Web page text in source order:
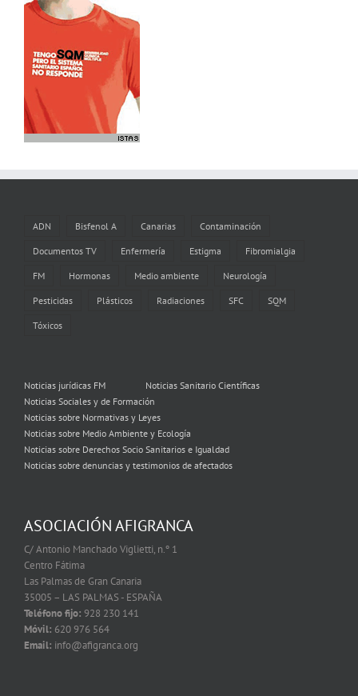
ADN Bisfenol A Canarias Contaminación
Documentos TV Enfermería Estigma Fibromialgia
FM Hormonas Medio ambiente Neurología
Pesticidas Plásticos Radiaciones SFC SQM
Tóxicos
Noticias jurídicas FM
Noticias Sanitario Científicas
Noticias Sociales y de Formación
Noticias sobre Normativas y Leyes
Noticias sobre Medio Ambiente y Ecología
Noticias sobre Derechos Socio Sanitarios e Igualdad
Noticias sobre denuncias y testimonios de afectados
ASOCIACIÓN AFIGRANCA
C/ Antonio Manchado Viglietti, n.º 1
Centro Fátima
Las Palmas de Gran Canaria
35005 – LAS PALMAS - ESPAÑA
Teléfono fijo: 928 230 141
Móvil: 620 976 564
Email: info@afigranca.org